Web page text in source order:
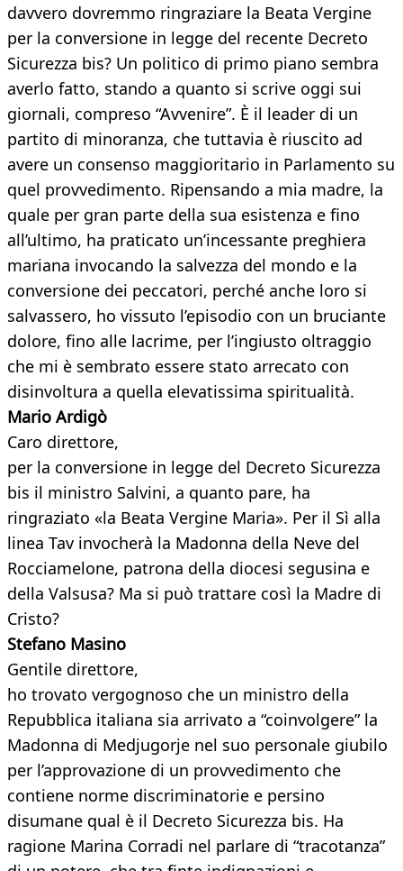
davvero dovremmo ringraziare la Beata Vergine
per la conversione in legge del recente Decreto
Sicurezza bis? Un politico di primo piano sembra
averlo fatto, stando a quanto si scrive oggi sui
giornali, compreso “Avvenire”. È il leader di un
partito di minoranza, che tuttavia è riuscito ad
avere un consenso maggioritario in Parlamento su
quel provvedimento. Ripensando a mia madre, la
quale per gran parte della sua esistenza e fino
all’ultimo, ha praticato un’incessante preghiera
mariana invocando la salvezza del mondo e la
conversione dei peccatori, perché anche loro si
salvassero, ho vissuto l’episodio con un bruciante
dolore, fino alle lacrime, per l’ingiusto oltraggio
che mi è sembrato essere stato arrecato con
disinvoltura a quella elevatissima spiritualità.
Mario Ardigò
Caro direttore,
per la conversione in legge del Decreto Sicurezza
bis il ministro Salvini, a quanto pare, ha
ringraziato «la Beata Vergine Maria». Per il Sì alla
linea Tav invocherà la Madonna della Neve del
Rocciamelone, patrona della diocesi segusina e
della Valsusa? Ma si può trattare così la Madre di
Cristo?
Stefano Masino
Gentile direttore,
ho trovato vergognoso che un ministro della
Repubblica italiana sia arrivato a “coinvolgere” la
Madonna di Medjugorje nel suo personale giubilo
per l’approvazione di un provvedimento che
contiene norme discriminatorie e persino
disumane qual è il Decreto Sicurezza bis. Ha
ragione Marina Corradi nel parlare di “tracotanza”